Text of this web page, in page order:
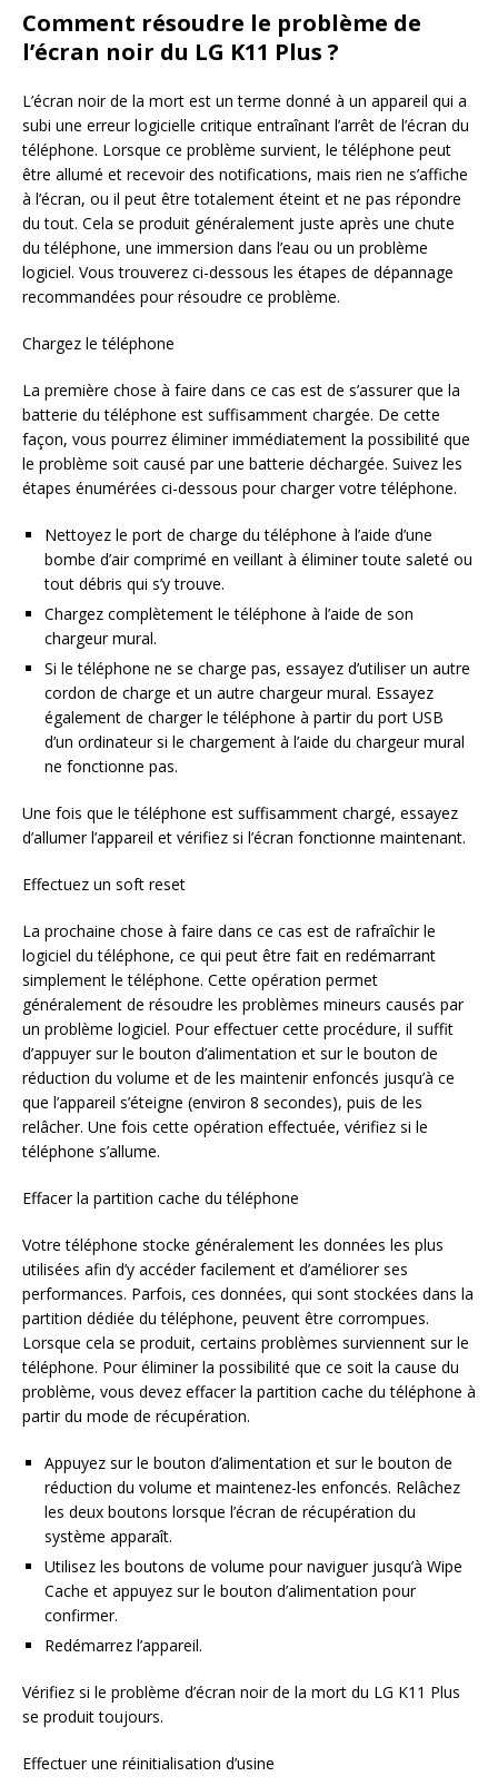
Comment résoudre le problème de
l’écran noir du LG K11 Plus ?
L’écran noir de la mort est un terme donné à un appareil qui a
subi une erreur logicielle critique entraînant l’arrêt de l’écran du
téléphone. Lorsque ce problème survient, le téléphone peut
être allumé et recevoir des notifications, mais rien ne s’affiche
à l’écran, ou il peut être totalement éteint et ne pas répondre
du tout. Cela se produit généralement juste après une chute
du téléphone, une immersion dans l’eau ou un problème
logiciel. Vous trouverez ci-dessous les étapes de dépannage
recommandées pour résoudre ce problème.
Chargez le téléphone
La première chose à faire dans ce cas est de s’assurer que la
batterie du téléphone est suffisamment chargée. De cette
façon, vous pourrez éliminer immédiatement la possibilité que
le problème soit causé par une batterie déchargée. Suivez les
étapes énumérées ci-dessous pour charger votre téléphone.
Nettoyez le port de charge du téléphone à l’aide d’une
bombe d’air comprimé en veillant à éliminer toute saleté ou
tout débris qui s’y trouve.
Chargez complètement le téléphone à l’aide de son
chargeur mural.
Si le téléphone ne se charge pas, essayez d’utiliser un autre
cordon de charge et un autre chargeur mural. Essayez
également de charger le téléphone à partir du port USB
d’un ordinateur si le chargement à l’aide du chargeur mural
ne fonctionne pas.
Une fois que le téléphone est suffisamment chargé, essayez
d’allumer l’appareil et vérifiez si l’écran fonctionne maintenant.
Effectuez un soft reset
La prochaine chose à faire dans ce cas est de rafraîchir le
logiciel du téléphone, ce qui peut être fait en redémarrant
simplement le téléphone. Cette opération permet
généralement de résoudre les problèmes mineurs causés par
un problème logiciel. Pour effectuer cette procédure, il suffit
d’appuyer sur le bouton d’alimentation et sur le bouton de
réduction du volume et de les maintenir enfoncés jusqu’à ce
que l’appareil s’éteigne (environ 8 secondes), puis de les
relâcher. Une fois cette opération effectuée, vérifiez si le
téléphone s’allume.
Effacer la partition cache du téléphone
Votre téléphone stocke généralement les données les plus
utilisées afin d’y accéder facilement et d’améliorer ses
performances. Parfois, ces données, qui sont stockées dans la
partition dédiée du téléphone, peuvent être corrompues.
Lorsque cela se produit, certains problèmes surviennent sur le
téléphone. Pour éliminer la possibilité que ce soit la cause du
problème, vous devez effacer la partition cache du téléphone à
partir du mode de récupération.
Appuyez sur le bouton d’alimentation et sur le bouton de
réduction du volume et maintenez-les enfoncés. Relâchez
les deux boutons lorsque l’écran de récupération du
système apparaît.
Utilisez les boutons de volume pour naviguer jusqu’à Wipe
Cache et appuyez sur le bouton d’alimentation pour
confirmer.
Redémarrez l’appareil.
Vérifiez si le problème d’écran noir de la mort du LG K11 Plus
se produit toujours.
Effectuer une réinitialisation d’usine